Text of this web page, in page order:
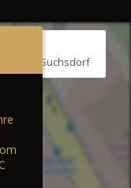
Kiel-Suchsdorf